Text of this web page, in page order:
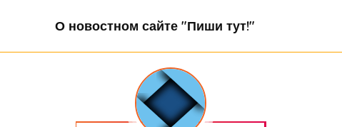
О новостном сайте "Пиши тут!"